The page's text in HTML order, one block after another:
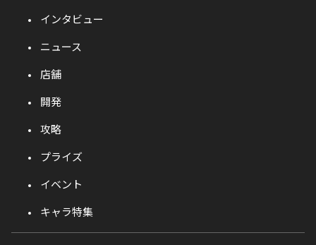
インタビュー
ニュース
店舗
開発
攻略
プライズ
イベント
キャラ特集